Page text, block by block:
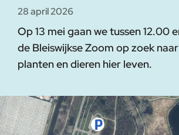
28 april 2026
Op 13 mei gaan we tussen 12.00
de Bleiswijkse Zoom op zoek
planten en dieren hier leven.